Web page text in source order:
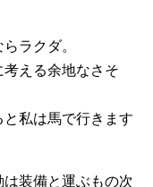
ラクダ。
える余地なさそ
私は馬で行きます
装備と運ぶもの次